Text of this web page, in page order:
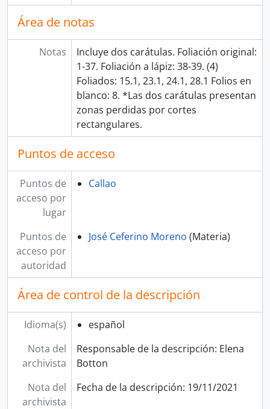
Área de notas
Notas
Incluye dos carátulas. Foliación original:
1-37. Foliación a lápiz: 38-39. (4)
Foliados: 15.1, 23.1, 24.1, 28.1 Folios en
blanco: 8. *Las dos carátulas presentan
zonas perdidas por cortes
rectangulares.
Puntos de acceso
Puntos de
acceso por
lugar
Callao
Puntos de
acceso por
autoridad
José Ceferino Moreno (Materia)
Área de control de la descripción
Idioma(s)
español
Nota del
archivista
Responsable de la descripción: Elena
Botton
Nota del
archivista
Fecha de la descripción: 19/11/2021